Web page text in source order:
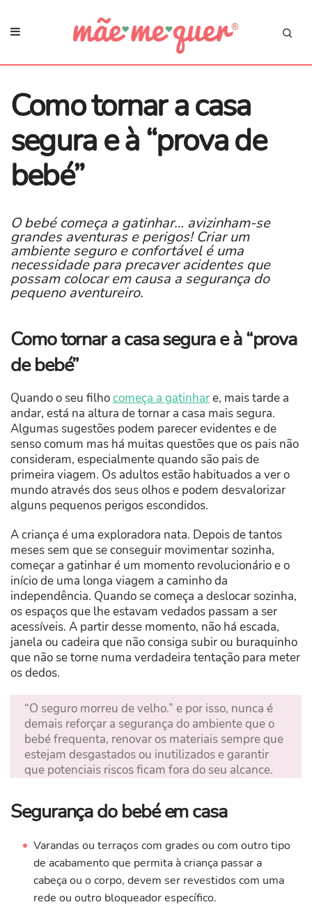
Como tornar a casa
segura e à “prova de
bebé”
O bebé começa a gatinhar… avizinham-se
grandes aventuras e perigos! Criar um
ambiente seguro e confortável é uma
necessidade para precaver acidentes que
possam colocar em causa a segurança do
pequeno aventureiro.
Como tornar a casa segura e à “prova
de bebé”
Quando o seu filhocomeça a gatinhare, mais tarde a
andar, está na altura de tornar a casa mais segura.
Algumas sugestões podem parecer evidentes e de
senso comum mas há muitas questões que os pais não
consideram, especialmente quando são pais de
primeira viagem. Os adultos estão habituados a ver o
mundo através dos seus olhos e podem desvalorizar
alguns pequenos perigos escondidos.
A criança é uma exploradora nata. Depois de tantos
meses sem que se conseguir movimentar sozinha,
começar a gatinhar é um momento revolucionário e o
início de uma longa viagem a caminho da
independência. Quando se começa a deslocar sozinha,
os espaços que lhe estavam vedados passam a ser
acessíveis. A partir desse momento, não há escada,
janela ou cadeira que não consiga subir ou buraquinho
que não se torne numa verdadeira tentação para meter
os dedos.
“O seguro morreu de velho.” e por isso, nunca é
demais reforçar a segurança do ambiente que o
bebé frequenta, renovar os materiais sempre que
estejam desgastados ou inutilizados e garantir
que potenciais riscos ficam fora do seu alcance.
Segurança do bebé em casa
Varandas ou terraços com grades ou com outro tipo
de acabamento que permita à criança passar a
cabeça ou o corpo, devem ser revestidos com uma
rede ou outro bloqueador específico.